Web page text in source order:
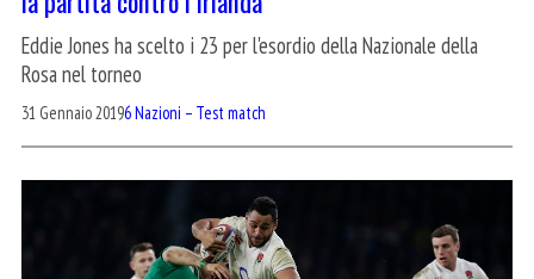
Eddie Jones ha scelto i 23 per l'esordio della Nazionale della
Rosa nel torneo
31 Gennaio 20196 Nazioni – Test match